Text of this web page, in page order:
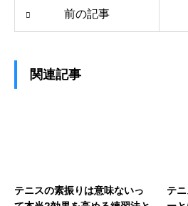
前の記事
関連記事
テニスの素振りは意味ないっ
テ